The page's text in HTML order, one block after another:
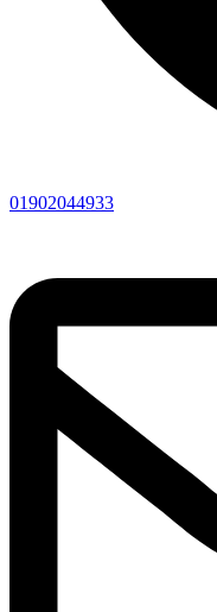
01902044933